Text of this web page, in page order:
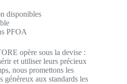
disponibles
PFOA
opère sous la devise :
et utiliser leurs précieux
nous promettons les
généreux aux standards les